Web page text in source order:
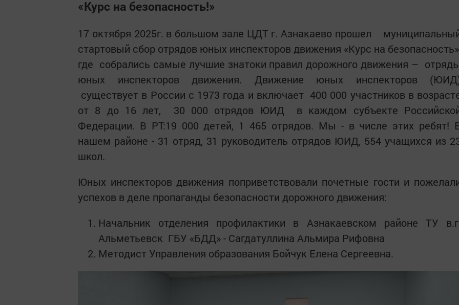
«Курс на безопасность!»
17 октября 2025г. в большом зале ЦДТ г. Азнакаево прошел
стартовый сбор отрядов юных инспекторов движения «Курс на
где собрались самые лучшие знатоки правил дорожного движения –
юных инспекторов движения. Движение юных инспекторов
существует в России с 1973 года и включает 400 000 участников в
от 8 до 16 лет, 30 000 отрядов ЮИД в каждом субъекте
Федерации. В РТ:19 000 детей, 1 465 отрядов. Мы - в числе этих ребят!
нашем районе - 31 отряд, 31 руководитель отрядов ЮИД, 554 учащихся из
школ.
Юных инспекторов движения поприветствовали почетные гости и
успехов в деле пропаганды безопасности дорожного движения:
Начальник отделения профилактики в Азнакаевском районе ТУ
Альметьевск ГБУ «БДД» - Сагдатуллина Альмира Рифовна
Методист Управления образования Бойчук Елена Сергеевна.